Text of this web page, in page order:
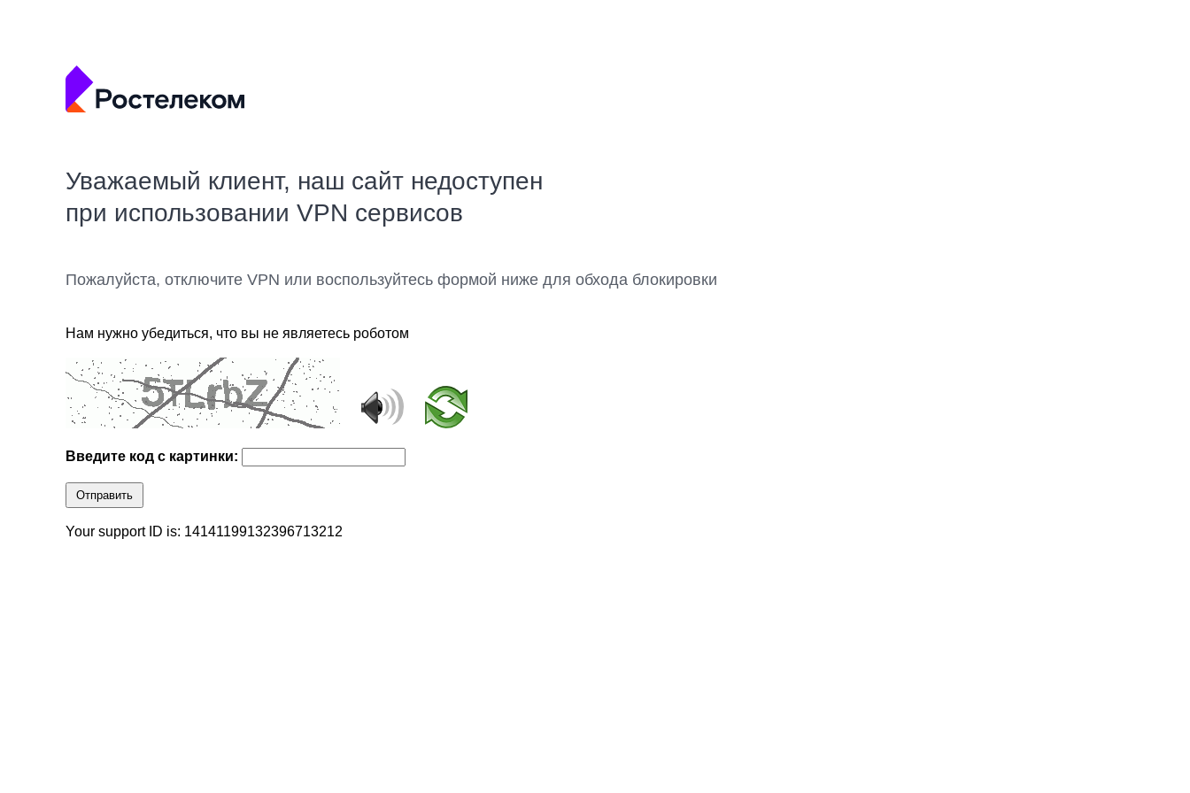
Уважаемый клиент, наш сайт недоступен
при использовании VPN сервисов
Пожалуйста, отключите VPN или воспользуйтесь формой ниже для обхода блокировки
Нам нужно убедиться, что вы не являетесь роботом
Введите код с картинки:
Отправить
Your support ID is: 14141199132396713212